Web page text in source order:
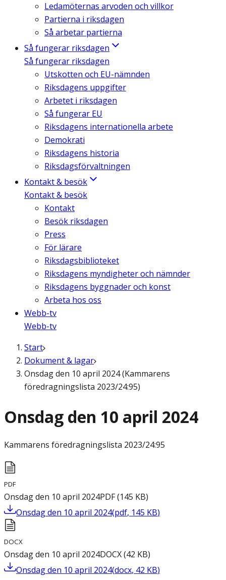
Ledamöternas arvoden och villkor
Partierna i riksdagen
Så arbetar partierna
Så fungerar riksdagen
Så fungerar riksdagen
Utskotten och EU-nämnden
Riksdagens uppgifter
Arbetet i riksdagen
Så fungerar EU
Riksdagens internationella arbete
Demokrati
Riksdagens historia
Riksdagsförvaltningen
Kontakt & besök
Kontakt & besök
Kontakt
Besök riksdagen
Press
För lärare
Riksdagsbiblioteket
Riksdagens myndigheter och nämnder
Riksdagens byggnader och konst
Arbeta hos oss
Webb-tv
Webb-tv
Start
Dokument & lagar
Onsdag den 10 april 2024 (Kammarens
föredragningslista 2023/24:95)
Onsdag den 10 april 2024
Kammarens föredragningslista 2023/24:95
PDF
Onsdag den 10 april 2024PDF(145 KB)
Onsdag den 10 april 2024(pdf, 145 KB)
DOCX
Onsdag den 10 april 2024DOCX(42 KB)
Onsdag den 10 april 2024(docx, 42 KB)